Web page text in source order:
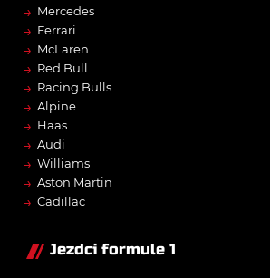
→ Mercedes
→ Ferrari
→ McLaren
→ Red Bull
→ Racing Bulls
→ Alpine
→ Haas
→ Audi
→ Williams
→ Aston Martin
→ Cadillac
Jezdci formule 1